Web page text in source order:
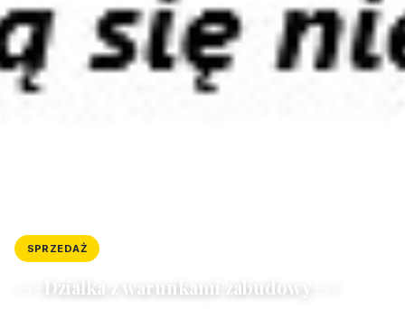
SPRZEDAŻ
+++Działka z warunkami zabudowy+++